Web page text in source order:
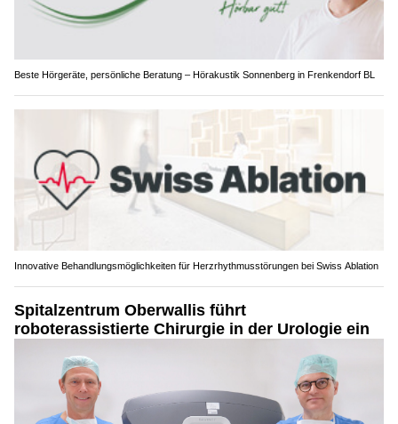
Beste Hörgeräte, persönliche Beratung – Hörakustik Sonnenberg in Frenkendorf BL
Innovative Behandlungsmöglichkeiten für Herzrhythmusstörungen bei Swiss Ablation
Spitalzentrum Oberwallis führt
roboterassistierte Chirurgie in der Urologie ein